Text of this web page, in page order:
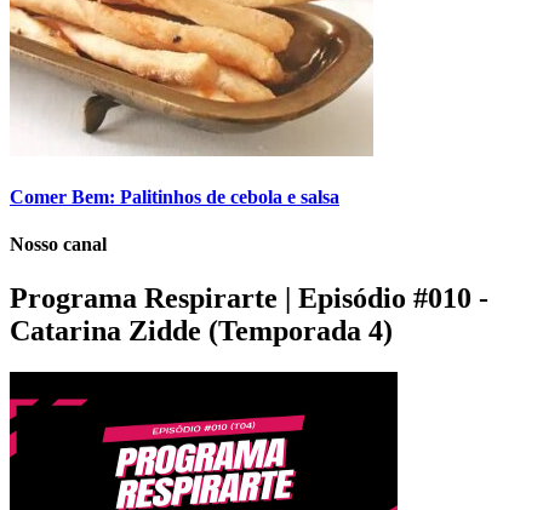
Comer Bem: Palitinhos de cebola e salsa
Nosso canal
Programa Respirarte | Episódio #010 -
Catarina Zidde (Temporada 4)